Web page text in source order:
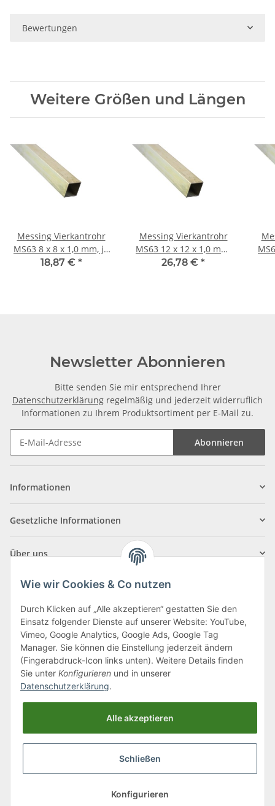
Bewertungen
Weitere Größen und Längen
Messing Vierkantrohr
MS63 8 x 8 x 1,0 mm, je
m ± 5mm
18,87 € *
Messing Vierkantrohr
MS63 12 x 12 x 1,0 mm,
je m ± 5mm
26,78 € *
MS63 15 x 15
Newsletter Abonnieren
Bitte senden Sie mir entsprechend Ihrer
Datenschutzerklärung regelmäßig und jederzeit widerruflich
Informationen zu Ihrem Produktsortiment per E-Mail zu.
Abonnieren
Informationen
Gesetzliche Informationen
Über uns
Klagenfurter Straße 29
9556 Liebenfels
Montag bis Donnerstag: 8:00 bis 16:30 Uhr
Freitag: 8:00 bis 12:00 Uhr
Tel.:0043 (0) 4262 50900
office@cncshop.at
* Alle Preise inkl. gesetzlicher USt., zzgl.Versand, zzgl.
Wie wir Cookies & Co nutzen
Durch Klicken auf „Alle akzeptieren“ gestatten Sie den
Einsatz folgender Dienste auf unserer Website: YouTube,
Vimeo, Google Analytics, Google Ads, Google Tag
Manager. Sie können die Einstellung jederzeit ändern
(Fingerabdruck-Icon links unten). Weitere Details finden
Sie unter Konfigurieren und in unserer
Datenschutzerklärung.
Alle akzeptieren
Schließen
Konfigurieren